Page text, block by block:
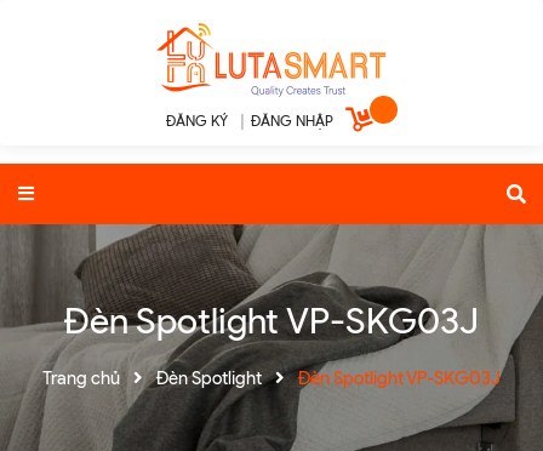
ĐĂNG KÝ ĐĂNG NHẬP
Đèn Spotlight VP-SKG03J
Trang chủ Đèn Spotlight Đèn Spotlight VP-SKG03J